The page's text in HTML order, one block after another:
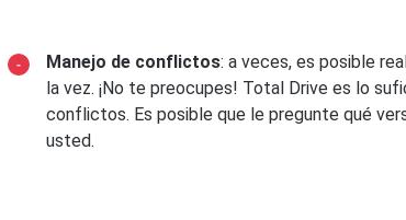
Manejo de conflictos: a veces, es posible
la vez. ¡No te preocupes! Total Drive es lo
conflictos. Es posible que le pregunte qué
usted.